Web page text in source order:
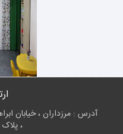
آدرس : مرزداران ، خیابان
، پلاک ۴۰ ، واحد دوم